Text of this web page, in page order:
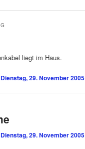
liegt im Haus.
Dienstag, 29. November 2005
Dienstag, 29. November 2005